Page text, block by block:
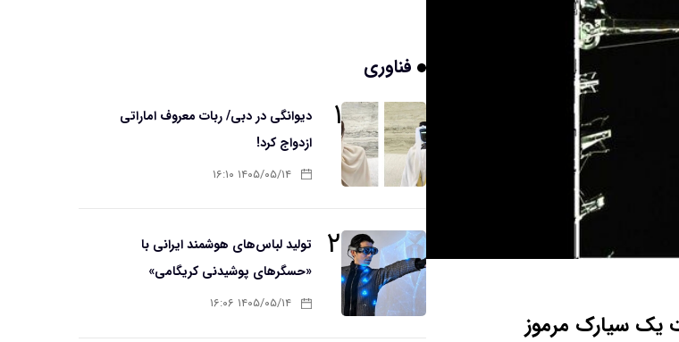
یک سیارک مرموز
فناوری
۱
دیوانگی در دبی/ ربات معروف اماراتی
ازدواج کرد!
۱۴۰۵/۰۵/۱۴ ۱۶:۱۰
۲
تولید لباس‌های هوشمند ایرانی با
«حسگرهای پوشیدنی کریگامی»
۱۴۰۵/۰۵/۱۴ ۱۶:۰۶